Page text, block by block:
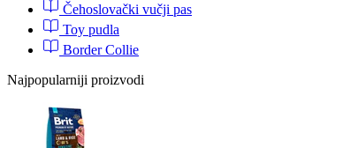
Čehoslovački vučji pas
Toy pudla
Border Collie
Najpopularniji proizvodi